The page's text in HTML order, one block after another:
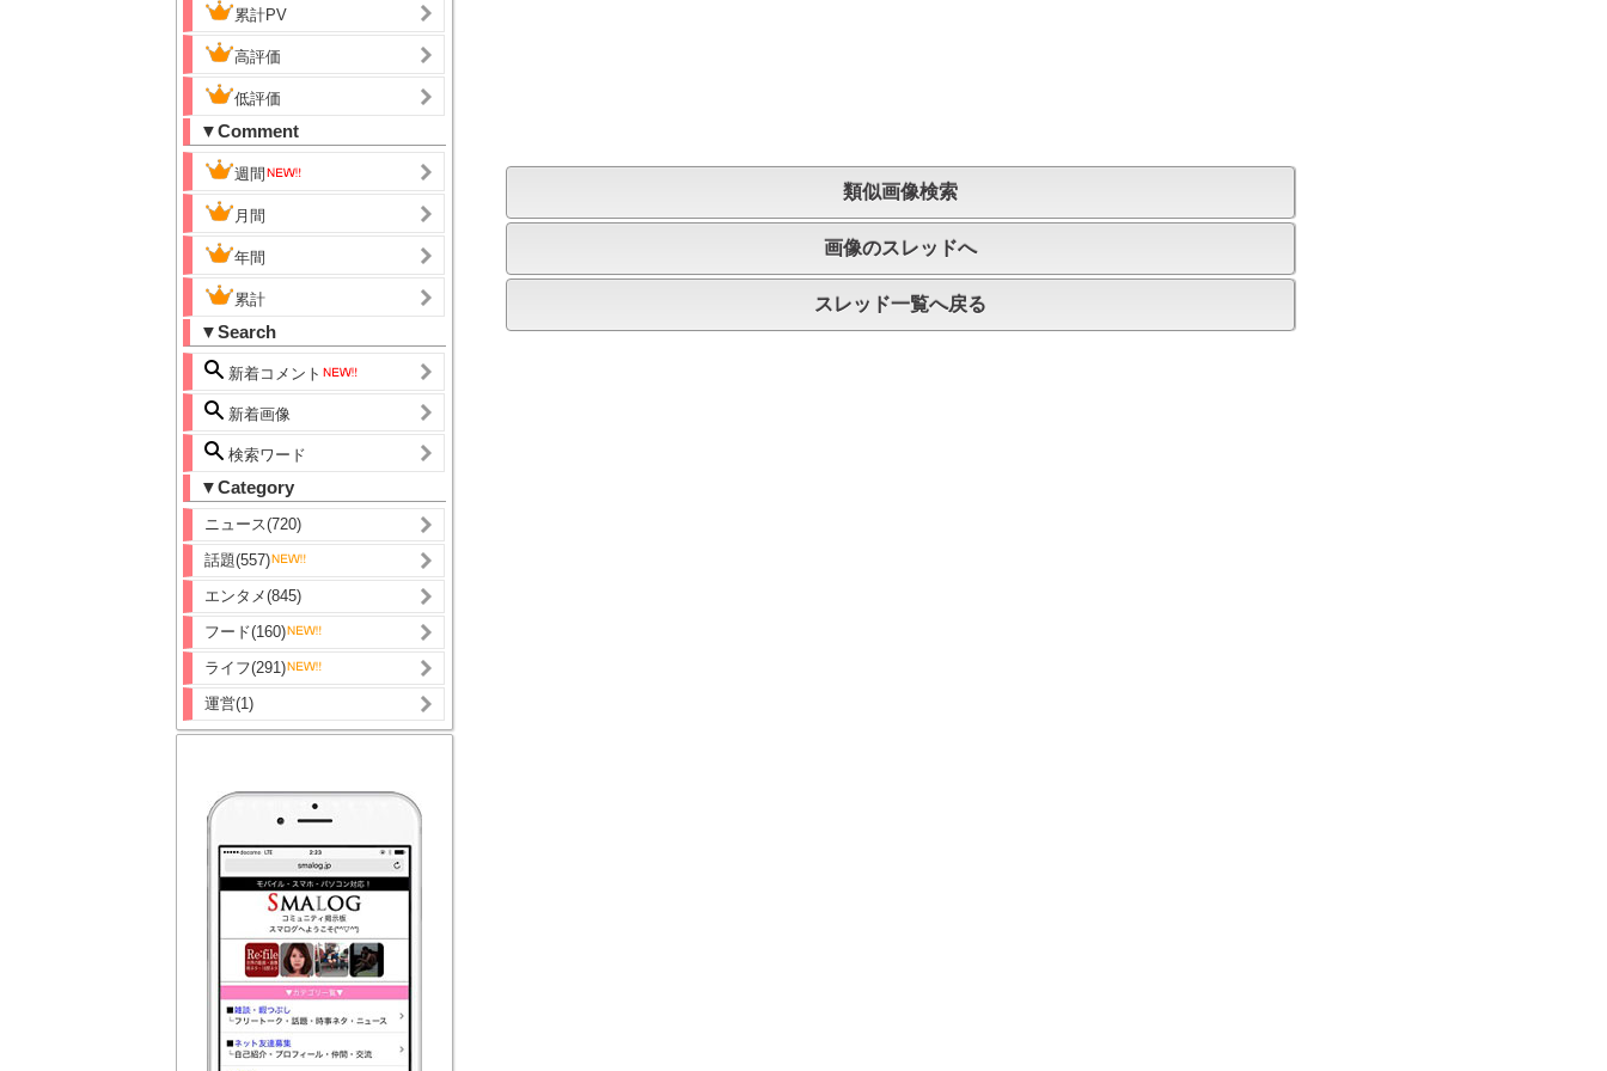
累計PV
高評価
低評価
▼Comment
週間
月間
年間
累計
▼Search
新着コメント
新着画像
検索ワード
▼Category
ニュース(720)
話題(557)
エンタメ(845)
フード(160)
ライフ(291)
運営(1)
類似画像検索
画像のスレッドへ
スレッド一覧へ戻る